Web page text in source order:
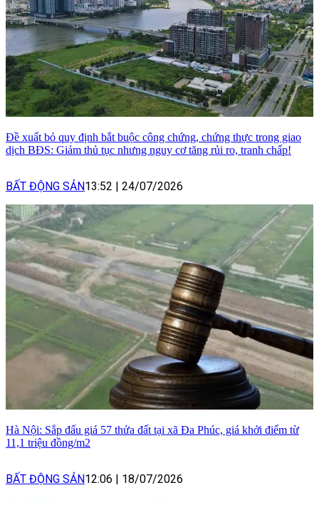
Đề xuất bỏ quy định bắt buộc công chứng, chứng thực trong giao
dịch BĐS: Giảm thủ tục nhưng nguy cơ tăng rủi ro, tranh chấp!
BẤT ĐỘNG SẢN13:52 | 24/07/2026
Hà Nội: Sắp đấu giá 57 thửa đất tại xã Đa Phúc, giá khởi điểm từ
11,1 triệu đồng/m2
BẤT ĐỘNG SẢN12:06 | 18/07/2026